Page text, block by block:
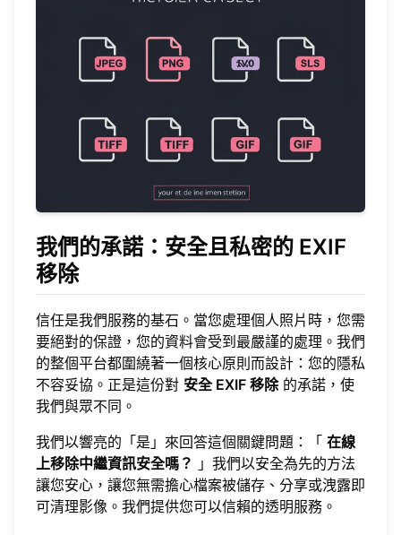
我們的承諾：安全且私密的 EXIF
移除
信任是我們服務的基石。當您處理個人照片時，您需
要絕對的保證，您的資料會受到最嚴謹的處理。我們
的整個平台都圍繞著一個核心原則而設計：您的隱私
不容妥協。正是這份對 安全 EXIF 移除的承諾，使
我們與眾不同。
我們以響亮的「是」來回答這個關鍵問題：「 在線
上移除中繼資訊安全嗎？ 」我們以安全為先的方法
讓您安心，讓您無需擔心檔案被儲存、分享或洩露即
可清理影像。我們提供您可以信賴的透明服務。